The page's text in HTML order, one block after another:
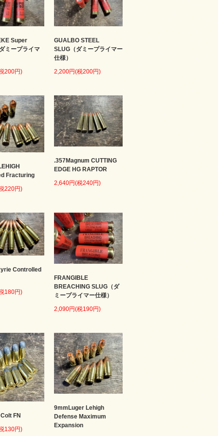
Super
ミープライマ
200円)
GUALBO STEEL
SLUG（ダミープライマー
仕様）
2,200円(税200円)
Fracturing
220円)
.357Magnum CUTTING
EDGE HG RAPTOR
2,640円(税240円)
Controlled
180円)
FRANGIBLE
BREACHING SLUG（ダ
ミープライマー仕様）
2,090円(税190円)
FN
130円)
9mmLuger Lehigh
Defense Maximum
Expansion